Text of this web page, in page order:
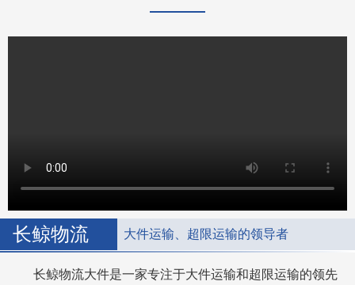
长鲸物流 大件运输、超限运输的领导者
长鲸物流大件是一家专注于大件运输和超限运输的领先